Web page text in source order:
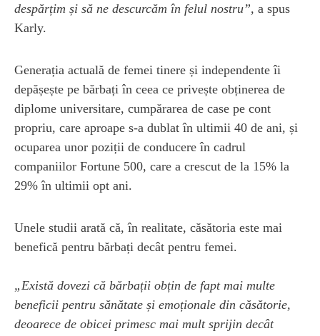
despărțim și să ne descurcăm în felul nostru”, a spus
Karly.
Generația actuală de femei tinere și independente îi
depășește pe bărbați în ceea ce privește obținerea de
diplome universitare, cumpărarea de case pe cont
propriu, care aproape s-a dublat în ultimii 40 de ani, și
ocuparea unor poziții de conducere în cadrul
companiilor Fortune 500, care a crescut de la 15% la
29% în ultimii opt ani.
Unele studii arată că, în realitate, căsătoria este mai
benefică pentru bărbați decât pentru femei.
„Există dovezi că bărbații obțin de fapt mai multe
beneficii pentru sănătate și emoționale din căsătorie,
deoarece de obicei primesc mai mult sprijin decât